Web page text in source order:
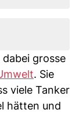
grosse
. Sie
viele Tanker
hätten und